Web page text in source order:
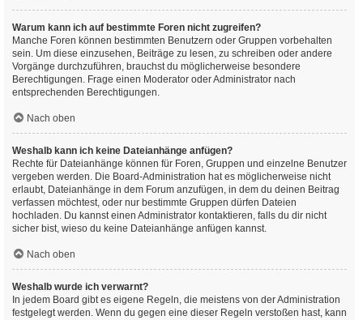
Warum kann ich auf bestimmte Foren nicht zugreifen?
Manche Foren können bestimmten Benutzern oder Gruppen vorbehalten
sein. Um diese einzusehen, Beiträge zu lesen, zu schreiben oder andere
Vorgänge durchzuführen, brauchst du möglicherweise besondere
Berechtigungen. Frage einen Moderator oder Administrator nach
entsprechenden Berechtigungen.
Nach oben
Weshalb kann ich keine Dateianhänge anfügen?
Rechte für Dateianhänge können für Foren, Gruppen und einzelne Benutzer
vergeben werden. Die Board-Administration hat es möglicherweise nicht
erlaubt, Dateianhänge in dem Forum anzufügen, in dem du deinen Beitrag
verfassen möchtest, oder nur bestimmte Gruppen dürfen Dateien
hochladen. Du kannst einen Administrator kontaktieren, falls du dir nicht
sicher bist, wieso du keine Dateianhänge anfügen kannst.
Nach oben
Weshalb wurde ich verwarnt?
In jedem Board gibt es eigene Regeln, die meistens von der Administration
festgelegt werden. Wenn du gegen eine dieser Regeln verstoßen hast, kann